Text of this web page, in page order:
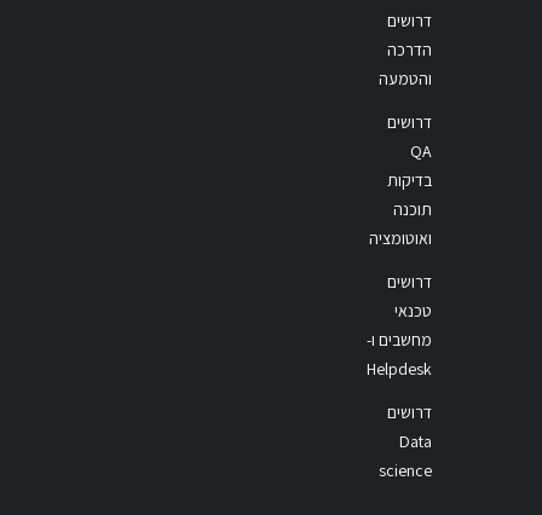
דרושים
הדרכה
והטמעה
דרושים
QA
בדיקות
תוכנה
ואוטומציה
דרושים
טכנאי
מחשבים ו-
Helpdesk
דרושים
Data
science